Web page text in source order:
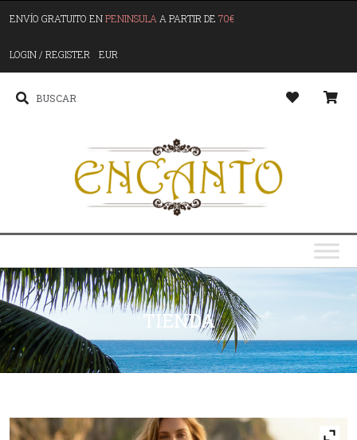
ENVÍO GRATUITO ENPENINSULA A PARTIR DE 70€
LOGIN / REGISTER EUR
TIENDA